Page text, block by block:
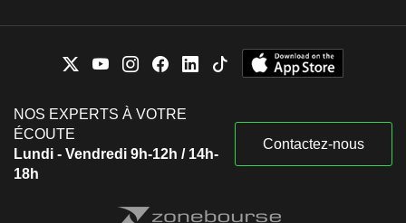
NOS EXPERTS À VOTRE
ÉCOUTE
Lundi - Vendredi 9h-12h / 14h-
18h
Contactez-nous